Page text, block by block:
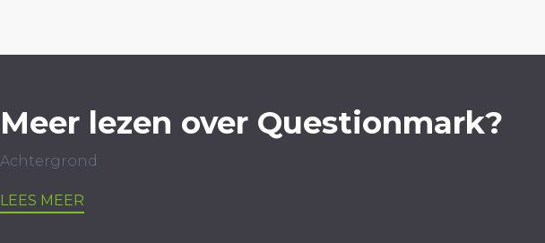
Meer lezen over Questionmark?
Achtergrond
LEES MEER